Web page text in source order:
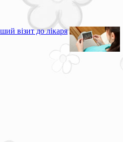
візит до лікаря